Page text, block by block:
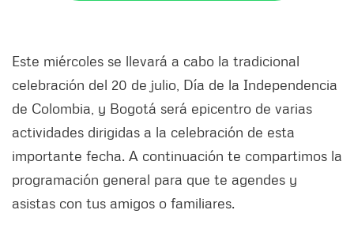
Este miércoles se llevará a cabo la tradicional
celebración del 20 de julio, Día de la Independencia
de Colombia, y Bogotá será epicentro de varias
actividades dirigidas a la celebración de esta
importante fecha. A continuación te compartimos la
programación general para que te agendes y
asistas con tus amigos o familiares.